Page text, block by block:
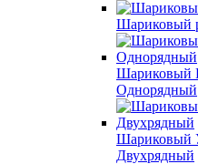
Шариковый
Шариковый
Однорядный
Шариковый
Двухрядный